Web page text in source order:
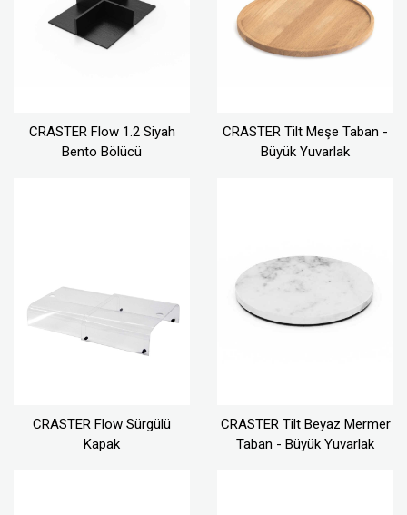
CRASTER Flow 1.2 Siyah
Bento Bölücü
CRASTER Tilt Meşe Taban -
Büyük Yuvarlak
CRASTER Flow Sürgülü
Kapak
CRASTER Tilt Beyaz Mermer
Taban - Büyük Yuvarlak